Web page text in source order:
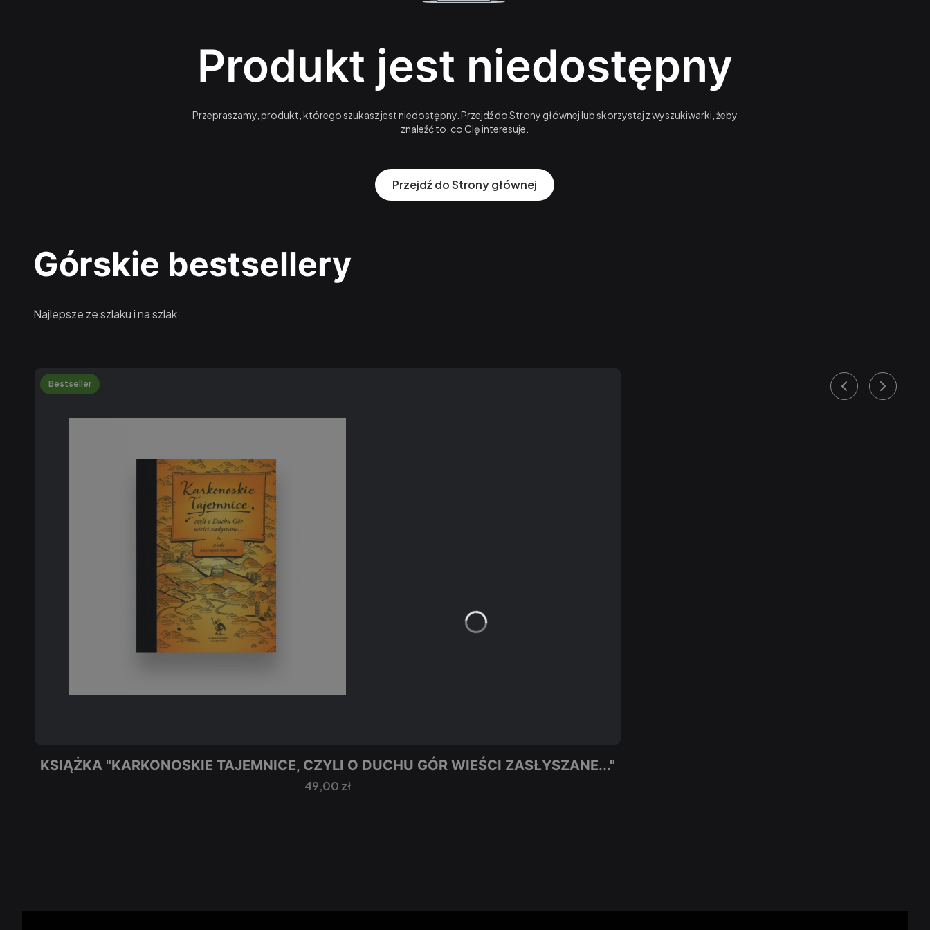
Produkt jest niedostępny
Przepraszamy, produkt, którego szukasz jest niedostępny. Przejdź do Strony głównej lub skorzystaj z wyszukiwarki, żeby
znaleźć to, co Cię interesuje.
Przejdź do Strony głównej
Górskie bestsellery
Najlepsze ze szlaku i na szlak
Bestseller
KSIĄŻKA "KARKONOSKIE TAJEMNICE, CZYLI O DUCHU GÓR WIEŚCI ZASŁYSZANE..."
Cena
49,00 zł